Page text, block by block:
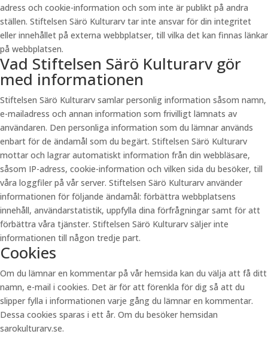
adress och cookie-information och som inte är publikt på andra
ställen. Stiftelsen Särö Kulturarv tar inte ansvar för din integritet
eller innehållet på externa webbplatser, till vilka det kan finnas länkar
på webbplatsen.
Vad Stiftelsen Särö Kulturarv gör
med informationen
Stiftelsen Särö Kulturarv samlar personlig information såsom namn,
e-mailadress och annan information som frivilligt lämnats av
användaren. Den personliga information som du lämnar används
enbart för de ändamål som du begärt. Stiftelsen Särö Kulturarv
mottar och lagrar automatiskt information från din webbläsare,
såsom IP-adress, cookie-information och vilken sida du besöker, till
våra loggfiler på vår server. Stiftelsen Särö Kulturarv använder
informationen för följande ändamål: förbättra webbplatsens
innehåll, användarstatistik, uppfylla dina förfrågningar samt för att
förbättra våra tjänster. Stiftelsen Särö Kulturarv säljer inte
informationen till någon tredje part.
Cookies
Om du lämnar en kommentar på vår hemsida kan du välja att få ditt
namn, e-mail i cookies. Det är för att förenkla för dig så att du
slipper fylla i informationen varje gång du lämnar en kommentar.
Dessa cookies sparas i ett år. Om du besöker hemsidan
sarokulturarv.se.